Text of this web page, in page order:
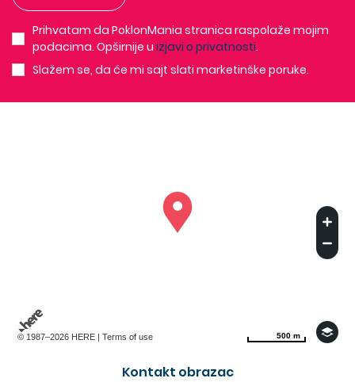
Prihvatam da PoklonMania stranica raspolaže mojim
podacima. Opširnije u izjavi o privatnosti.
Slažem se, da će mi sajt slati marketinške poruke.
© 1987–2026 HERE | Terms of use 500 m
500 m
Kontakt obrazac